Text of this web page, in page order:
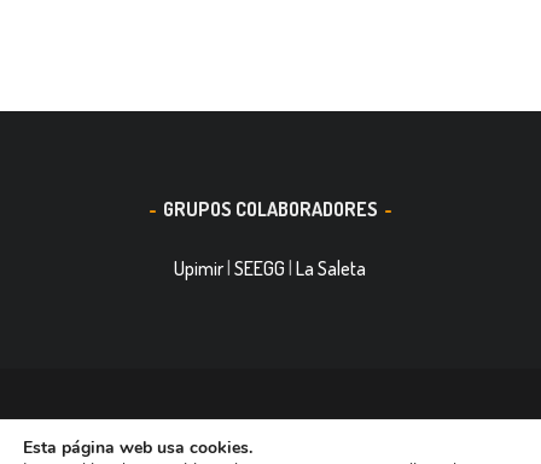
GRUPOS COLABORADORES
Upimir|SEEGG |La Saleta
© 2016, Smith&Nephew, S.A. es un negocio mundial de
tecnología médica dedicada a mejorar la vida de las personas.
Esta página web usa cookies.